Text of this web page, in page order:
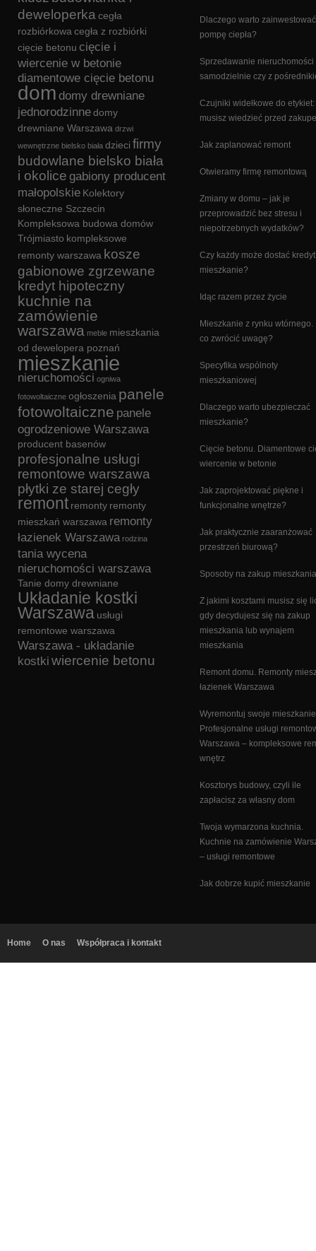
deweloperka cegła
rozbiórkowa cegła z rozbiórki
cięcie betonu cięcie i
wiercenie w betonie
diamentowe cięcie betonu
dom domy drewniane
jednorodzinnedomy
drewniane Warszawa drzwi
wewnętrzne bielsko biała dzieci firmy
budowlane bielsko biała
i okolice gabiony producent
małopolskie Kolektory
słoneczne Szczecin
Kompleksowa budowa domów
Trójmiasto kompleksowe
remonty warszawa kosze
gabionowe zgrzewane
kredyt hipoteczny
kuchnie na
zamówienie
warszawa meble mieszkania
od dewelopera poznań
mieszkanie
nieruchomości ogniwa
fotowoltaiczne ogłoszenia panele
fotowoltaiczne panele
ogrodzeniowe Warszawa
producent basenów
profesjonalne usługi
remontowe warszawa
płytki ze starej cegły
remont remonty remonty
mieszkań warszawa remonty
łazienek Warszawa rodzina
tania wycena
nieruchomości warszawa
Tanie domy drewniane
Układanie kostki
Warszawa usługi
remontowe warszawa
Warszawa - układanie
kostki wiercenie betonu
Dlaczego warto
pompę ciepła?
Sprzedawanie nieruchomości
samodzielnie czy z
Czujniki widełkowe do
musisz wiedzieć przed
Jak zaplanować remont
Otwieramy firmę remontową
Zmiany w domu – jak je
przeprowadzić bez stresu i
niepotrzebnych wydatków?
Czy każdy może dostać
mieszkanie?
Idąc razem przez życie
Mieszkanie z rynku wtórnego.
co zwrócić uwagę?
Specyfika wspólnoty
mieszkaniowej
Dlaczego warto ubezpieczać
mieszkanie?
Cięcie betonu. Diamentowe
wiercenie w betonie
Jak zaprojektować piękne i
funkcjonalne wnętrze?
Jak praktycznie zaaranżować
przestrzeń biurową?
Sposoby na zakup mieszkania
Z jakimi kosztami musisz się
gdy decydujesz się na zakup
mieszkania lub wynajem
mieszkania
Remont domu. Remonty
łazienek Warszawa
Wyremontuj swoje
Profesjonalne usługi
Warszawa – kompleksowe
wnętrz
Kosztorys budowy, czyli ile
zapłacisz za własny dom
Twoja wymarzona kuchnia.
Kuchnie na zamówienie
– usługi remontowe
Jak dobrze kupić mieszkanie
Home O nas Współpraca i kontakt